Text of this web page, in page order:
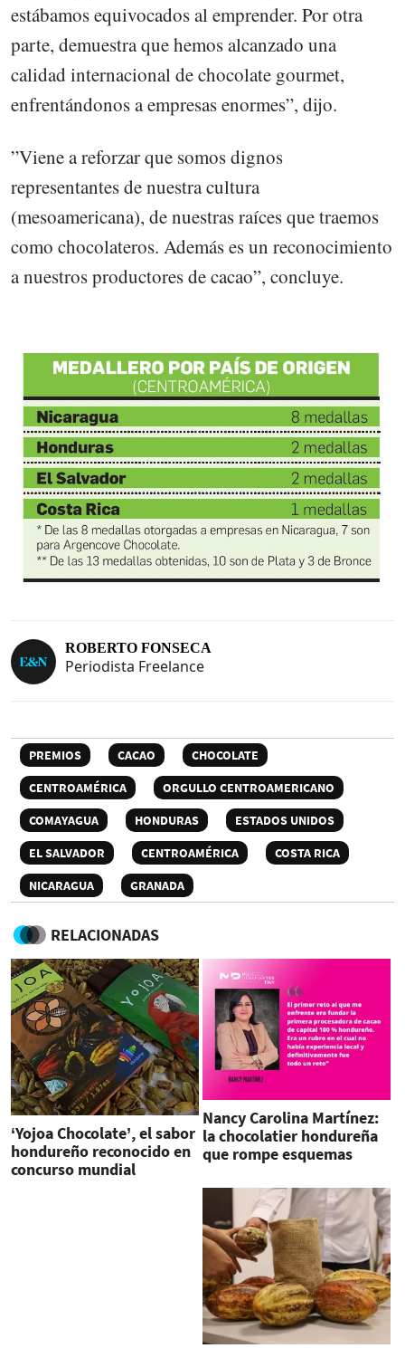
estábamos equivocados al emprender. Por otra
parte, demuestra que hemos alcanzado una
calidad internacional de chocolate gourmet,
enfrentándonos a empresas enormes”, dijo.
”Viene a reforzar que somos dignos
representantes de nuestra cultura
(mesoamericana), de nuestras raíces que traemos
como chocolateros. Además es un reconocimiento
a nuestros productores de cacao”, concluye.
ROBERTO FONSECA
Periodista Freelance
PREMIOS CACAO
CHOCOLATE
CENTROAMÉRICA
ORGULLO CENTROAMERICANO
COMAYAGUA
HONDURAS
ESTADOS UNIDOS
EL SALVADOR
CENTROAMÉRICA
COSTA RICA
NICARAGUA
GRANADA
RELACIONADAS
‘Yojoa Chocolate’, el sabor
hondureño reconocido en
concurso mundial
Nancy Carolina Martínez:
la chocolatier hondureña
que rompe esquemas